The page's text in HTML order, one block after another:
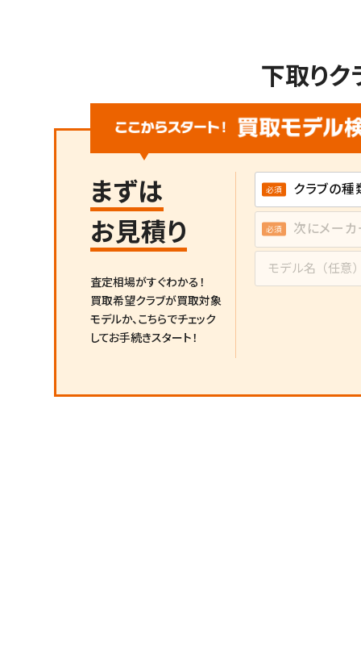
下取りク
まずは
お見積り
査定相場がすぐわかる！
買取希望クラブが買取対象
モデルか、 こちらでチェック
してお手続きスタート！